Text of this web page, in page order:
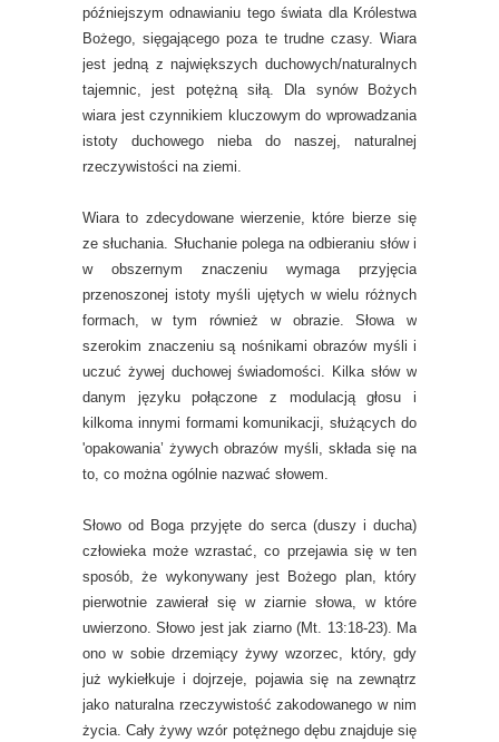
późniejszym odnawianiu tego świata dla Królestwa
Bożego, sięgającego poza te trudne czasy. Wiara
jest jedną z największych duchowych/naturalnych
tajemnic, jest potężną siłą. Dla synów Bożych
wiara jest czynnikiem kluczowym do wprowadzania
istoty duchowego nieba do naszej, naturalnej
rzeczywistości na ziemi.
Wiara to zdecydowane wierzenie, które bierze się
ze słuchania. Słuchanie polega na odbieraniu słów i
w obszernym znaczeniu wymaga przyjęcia
przenoszonej istoty myśli ujętych w wielu różnych
formach, w tym również w obrazie. Słowa w
szerokim znaczeniu są nośnikami obrazów myśli i
uczuć żywej duchowej świadomości. Kilka słów w
danym języku połączone z modulacją głosu i
kilkoma innymi formami komunikacji, służących do
'opakowania’ żywych obrazów myśli, składa się na
to, co można ogólnie nazwać słowem.
Słowo od Boga przyjęte do serca (duszy i ducha)
człowieka może wzrastać, co przejawia się w ten
sposób, że wykonywany jest Bożego plan, który
pierwotnie zawierał się w ziarnie słowa, w które
uwierzono. Słowo jest jak ziarno (Mt. 13:18-23). Ma
ono w sobie drzemiący żywy wzorzec, który, gdy
już wykiełkuje i dojrzeje, pojawia się na zewnątrz
jako naturalna rzeczywistość zakodowanego w nim
życia. Cały żywy wzór potężnego dębu znajduje się